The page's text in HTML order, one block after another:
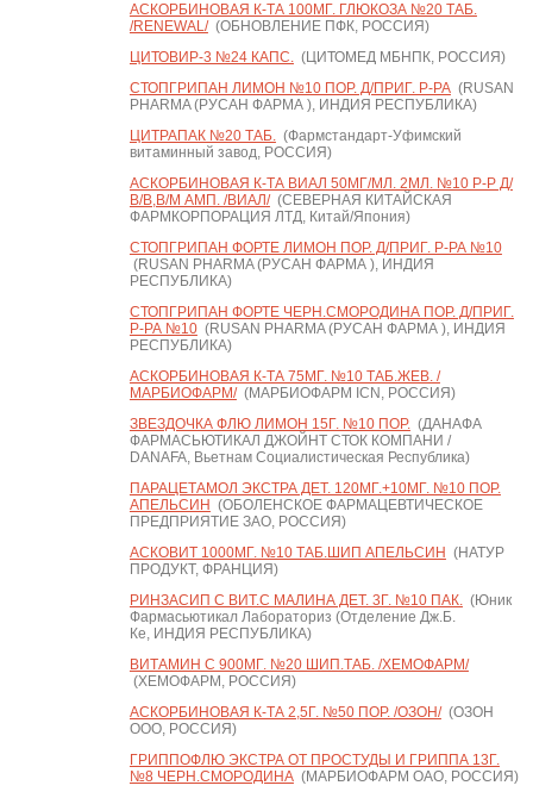
АСКОРБИНОВАЯ К-ТА 100МГ. ГЛЮКОЗА №20 ТАБ.
/RENEWAL/(ОБНОВЛЕНИЕ ПФК, РОССИЯ)
ЦИТОВИР-3 №24 КАПС.(ЦИТОМЕД МБНПК, РОССИЯ)
СТОПГРИПАН ЛИМОН №10 ПОР. Д/ПРИГ. Р-РА(RUSAN
PHARMA (РУСАН ФАРМА ), ИНДИЯ РЕСПУБЛИКА)
ЦИТРАПАК №20 ТАБ.(Фармстандарт-Уфимский
витаминный завод, РОССИЯ)
АСКОРБИНОВАЯ К-ТА ВИАЛ 50МГ/МЛ. 2МЛ. №10 Р-Р Д/
В/В,В/М АМП. /ВИАЛ/(СЕВЕРНАЯ КИТАЙСКАЯ
ФАРМКОРПОРАЦИЯ ЛТД, Китай/Япония)
СТОПГРИПАН ФОРТЕ ЛИМОН ПОР. Д/ПРИГ. Р-РА №10
(RUSAN PHARMA (РУСАН ФАРМА ), ИНДИЯ
РЕСПУБЛИКА)
СТОПГРИПАН ФОРТЕ ЧЕРН.СМОРОДИНА ПОР. Д/ПРИГ.
Р-РА №10(RUSAN PHARMA (РУСАН ФАРМА ), ИНДИЯ
РЕСПУБЛИКА)
АСКОРБИНОВАЯ К-ТА 75МГ. №10 ТАБ.ЖЕВ. /
МАРБИОФАРМ/(МАРБИОФАРМ ICN, РОССИЯ)
ЗВЕЗДОЧКА ФЛЮ ЛИМОН 15Г. №10 ПОР.(ДАНАФА
ФАРМАСЬЮТИКАЛ ДЖОЙНТ СТОК КОМПАНИ /
DANAFA, Вьетнам Социалистическая Республика)
ПАРАЦЕТАМОЛ ЭКСТРА ДЕТ. 120МГ.+10МГ. №10 ПОР.
АПЕЛЬСИН (ОБОЛЕНСКОЕ ФАРМАЦЕВТИЧЕСКОЕ
ПРЕДПРИЯТИЕ ЗАО, РОССИЯ)
АСКОВИТ 1000МГ. №10 ТАБ.ШИП АПЕЛЬСИН (НАТУР
ПРОДУКТ, ФРАНЦИЯ)
РИНЗАСИП С ВИТ.С МАЛИНА ДЕТ. 3Г. №10 ПАК.(Юник
Фармасьютикал Лабораториз (Отделение Дж.Б.
Ке, ИНДИЯ РЕСПУБЛИКА)
ВИТАМИН С 900МГ. №20 ШИП.ТАБ. /ХЕМОФАРМ/
(ХЕМОФАРМ, РОССИЯ)
АСКОРБИНОВАЯ К-ТА 2,5Г. №50 ПОР. /ОЗОН/(ОЗОН
ООО, РОССИЯ)
ГРИППОФЛЮ ЭКСТРА ОТ ПРОСТУДЫ И ГРИППА 13Г.
№8 ЧЕРН.СМОРОДИНА(МАРБИОФАРМ ОАО, РОССИЯ)